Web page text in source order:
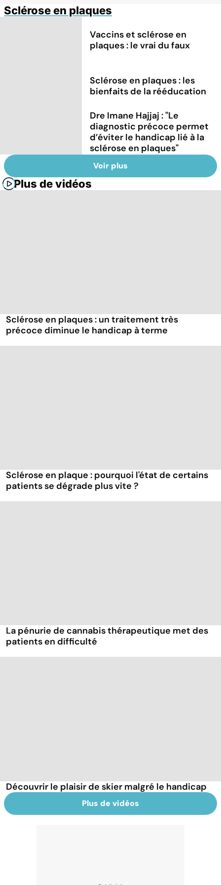
Sclérose en plaques
Vaccins et sclérose en
plaques : le vrai du faux
Sclérose en plaques : les
bienfaits de la rééducation
Dre Imane Hajjaj : "Le
diagnostic précoce permet
d’éviter le handicap lié à la
sclérose en plaques"
Voir plus
Plus de vidéos
Sclérose en plaques : un traitement très
précoce diminue le handicap à terme
Sclérose en plaque : pourquoi l'état de certains
patients se dégrade plus vite ?
La pénurie de cannabis thérapeutique met des
patients en difficulté
Découvrir le plaisir de skier malgré le handicap
Plus de vidéos